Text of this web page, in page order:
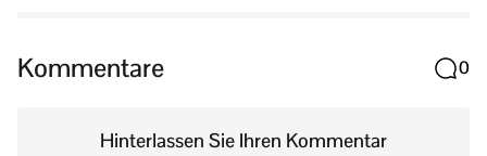
Kommentare 0
Hinterlassen Sie Ihren Kommentar